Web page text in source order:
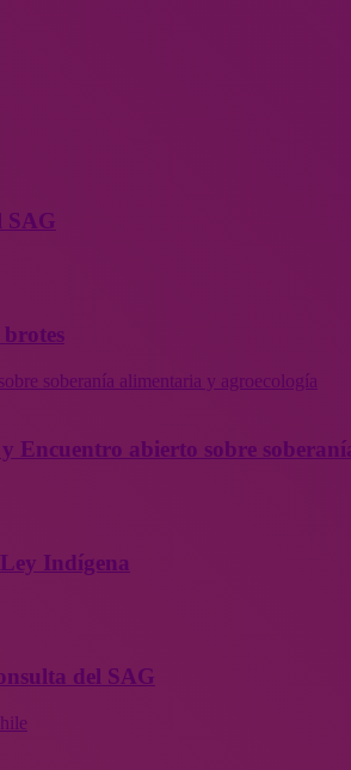
SAG
soberanía alimentaria y agroecología
Encuentro abierto sobre
Indígena
del SAG